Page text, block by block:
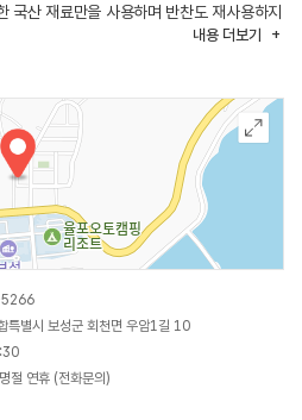
국산 재료만을 사용하며 반찬도 재사용하지
해 채소, 양념 등 밑반찬은 셀프 코너를
내용 더보기
특별시 보성군 회천면 우암1길 10
절 연휴 (전화문의)